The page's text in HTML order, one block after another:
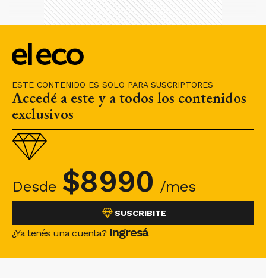
ESTE CONTENIDO ES SOLO PARA SUSCRIPTORES
Accedé a este y a todos los contenidos
exclusivos
Desde $8990 /mes
SUSCRIBITE
¿Ya tenés una cuenta? Ingresá